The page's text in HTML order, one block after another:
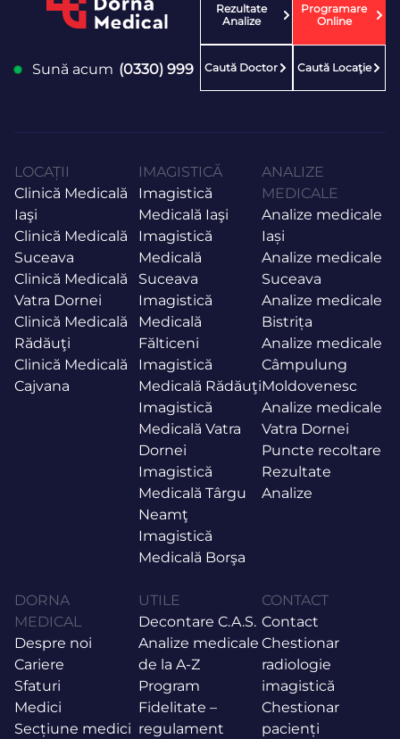
Sună acum (0330) 999
Rezultate
Analize
Programare
Online
Caută Doctor Caută Locaţie
LOCAȚII
Clinică Medicală
Iaşi
Clinică Medicală
Suceava
Clinică Medicală
Vatra Dornei
Clinică Medicală
Rădăuţi
Clinică Medicală
Cajvana
IMAGISTICĂ
Imagistică
Medicală Iaşi
Imagistică
Medicală
Suceava
Imagistică
Medicală
Fălticeni
Imagistică
Medicală Rădăuţi
Imagistică
Medicală Vatra
Dornei
Imagistică
Medicală Târgu
Neamţ
Imagistică
Medicală Borşa
ANALIZE
MEDICALE
Analize medicale
Iași
Analize medicale
Suceava
Analize medicale
Bistrița
Analize medicale
Câmpulung
Moldovenesc
Analize medicale
Vatra Dornei
Puncte recoltare
Rezultate
Analize
DORNA
MEDICAL
Despre noi
Cariere
Sfaturi
Medici
Secțiune medici
UTILE
Decontare C.A.S.
Analize medicale
de la A-Z
Program
Fidelitate –
regulament
CONTACT
Contact
Chestionar
radiologie
imagistică
Chestionar
pacienți